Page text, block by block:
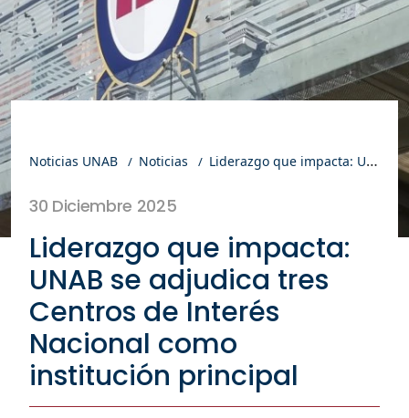
Noticias UNAB Noticias Liderazgo que impacta: UNAB se adjudica tres Centros de Interés Nacional como institución principal
30 Diciembre 2025
Liderazgo que impacta:
UNAB se adjudica tres
Centros de Interés
Nacional como
institución principal